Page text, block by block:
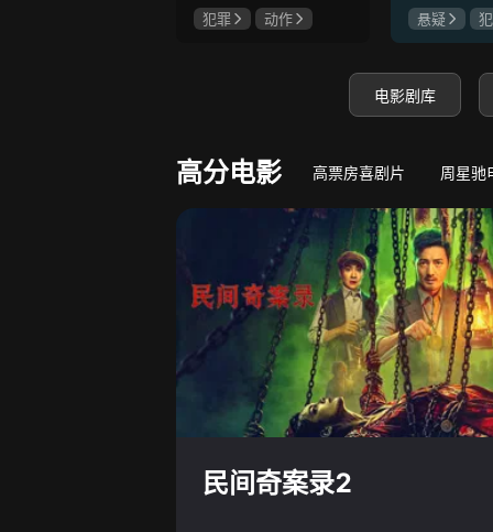
犯罪
动作
悬疑
郑恺
电影剧库
高分电影 高票房喜剧片 周星驰
民间奇案录2